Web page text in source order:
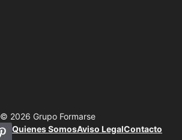
© 2026 Grupo Formarse
Quienes SomosAviso LegalContacto